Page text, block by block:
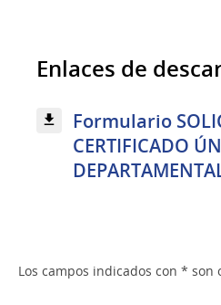
Enlaces de
Formulario
CERTIFICADO
Los campos indicados con * son